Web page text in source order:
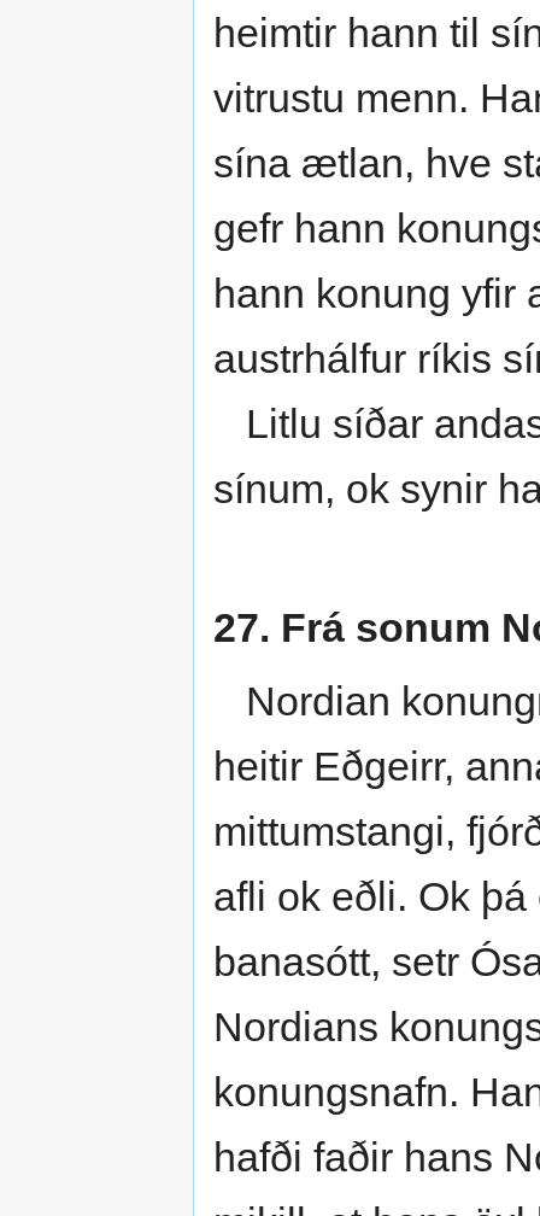
heimtir hann til
vitrustu menn.
sína ætlan, hve
gefr hann
hann konung yfir
austrhálfur ríkis
Litlu síðar
sínum, ok synir
27. Frá sonum
Nordian
heitir Eðgeirr,
mittumstangi,
afli ok eðli. Ok
banasótt, setr
Nordians
konungsnafn.
hafði faðir hans